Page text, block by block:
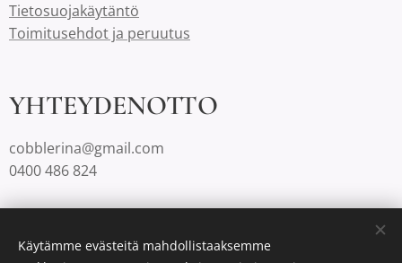
Tietosuojakäytäntö
Toimitusehdot ja peruutus
YHTEYDENOTTO
cobblerina@gmail.com
0400 486 824
Käytämme evästeitä mahdollistaaksemme